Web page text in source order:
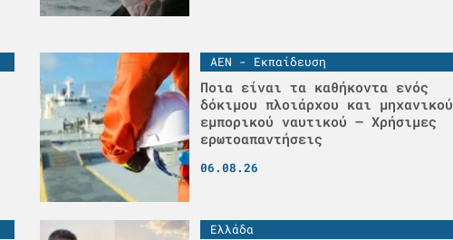
ΑΕΝ - Εκπαίδευση
Ποια είναι τα καθήκοντα ενός
δόκιμου πλοιάρχου και μηχανικού
εμπορικού ναυτικού – Χρήσιμες
ερωτοαπαντήσεις
06.08.26
Ελλάδα